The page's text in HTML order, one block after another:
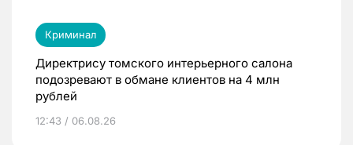
Криминал
Директрису томского интерьерного салона
подозревают в обмане клиентов на 4 млн
рублей
12:43 / 06.08.26